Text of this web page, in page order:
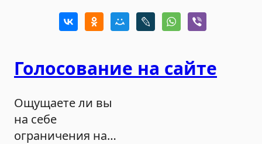
Голосование на сайте
Ощущаете ли вы
на себе
ограничения на